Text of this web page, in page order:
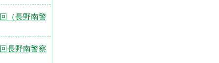
（長野南警
長野南警察